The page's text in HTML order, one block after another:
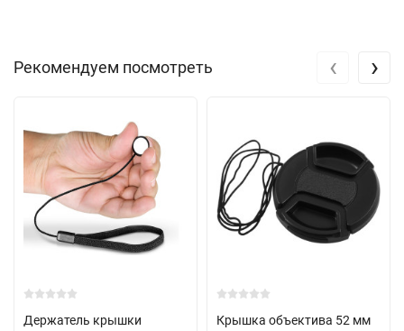
Рекомендуем посмотреть
Держатель крышки
Крышка объектива 52 мм
‹ ›